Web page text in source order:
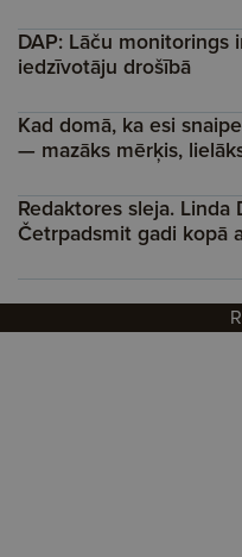
DAP: Lāču monitorings
iedzīvotāju drošībā
Kad domā, ka esi
— mazāks mērķis,
Redaktores sleja. Linda
Četrpadsmit gadi kopā